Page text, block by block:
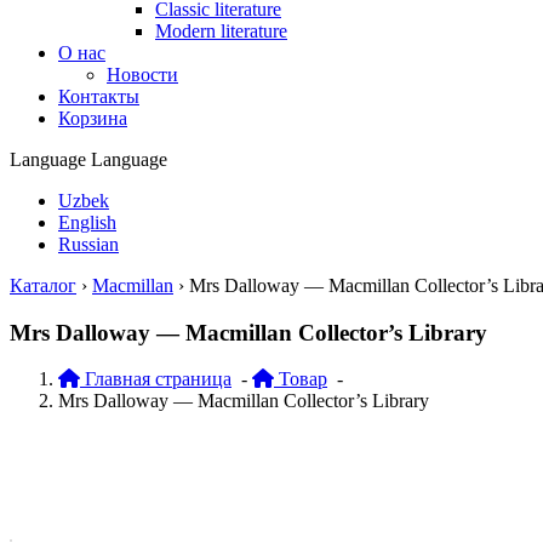
Classic literature
Modern literature
О нас
Новости
Контакты
Корзина
Language Language
Uzbek
English
Russian
Каталог › Macmillan › Mrs Dalloway — Macmillan Collector’s
Mrs Dalloway — Macmillan Collector’s Library
Главная страница - Товар -
Mrs Dalloway — Macmillan Collector’s Library